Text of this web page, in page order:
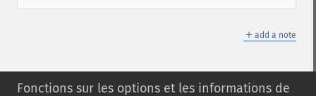
＋ add a note
Fonctions sur les options et les informations de